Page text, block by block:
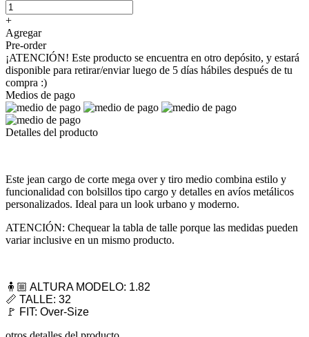
+
Agregar
Pre-order
¡ATENCIÓN! Este producto se encuentra en otro depósito, y estará
disponible para retirar/enviar luego de 5 días hábiles después de tu
compra :)
Medios de pago
Detalles del producto
Este jean cargo de corte mega over y tiro medio combina estilo y
funcionalidad con bolsillos tipo cargo y detalles en avíos metálicos
personalizados. Ideal para un look urbano y moderno.
ATENCIÓN: Chequear la tabla de talle porque las medidas pueden
variar inclusive en un mismo producto.
🧍🏼 ALTURA MODELO: 1.82
📏 TALLE: 32
🚩 FIT: Over-Size